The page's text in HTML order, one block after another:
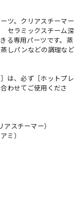
ツ。クリアスチーマー
セラミックスチーム深
る専用パーツです。蒸
しパンなどの調理など
は、必ず［ホットプレ
わせてご使用くださ
スチーマー）
ミ）